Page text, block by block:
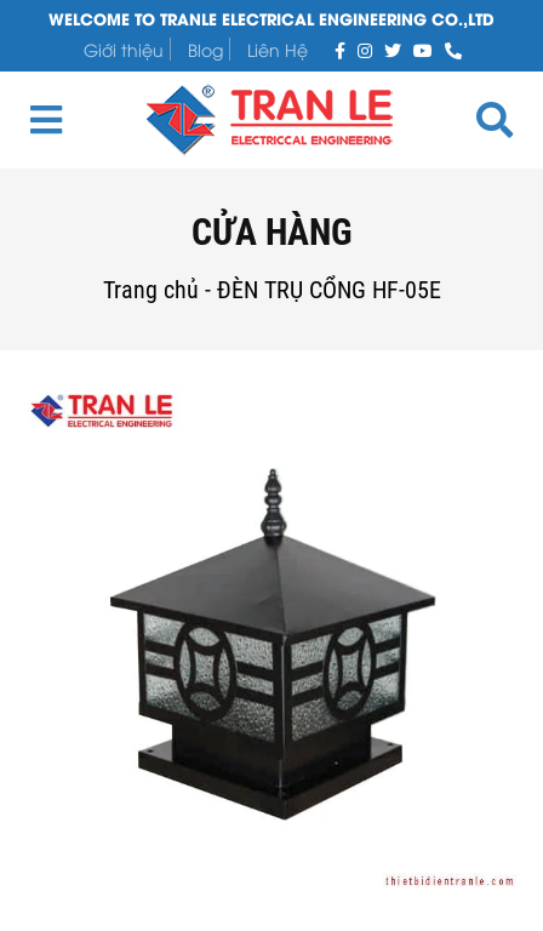
WELCOME TO TRANLE ELECTRICAL ENGINEERING CO.,LTD
Giới thiệu
Blog Liên Hệ
CỬA HÀNG
Trang chủ - ĐÈN TRỤ CỔNG HF-05E